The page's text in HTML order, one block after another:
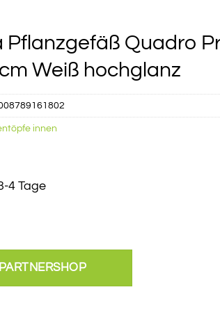
Pflanzgefäß Quadro
Weiß hochglanz
4 Tage
innen